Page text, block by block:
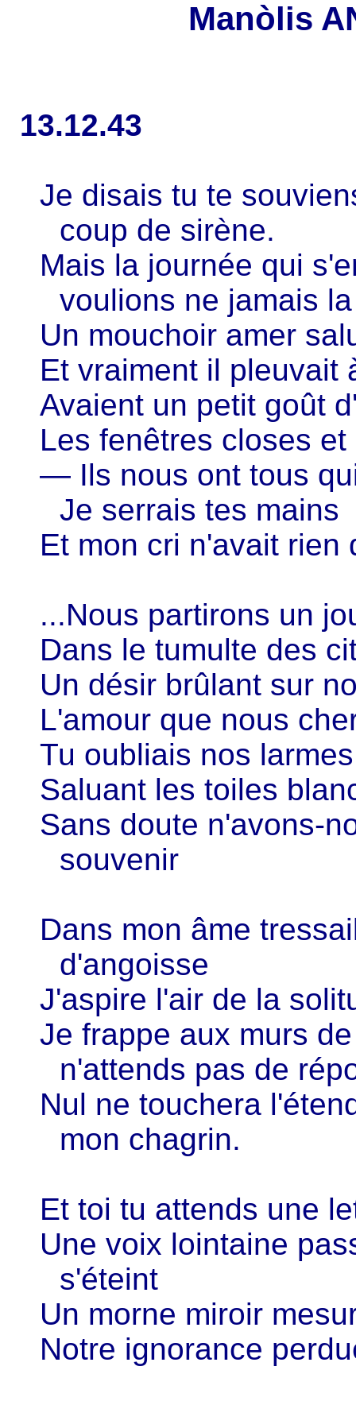
Manòlis
13.12.43
Je disais tu te
coup de sirène.
Mais la journée qui
voulions ne jamais
Un mouchoir amer
Et vraiment il pleuvait
Avaient un petit goût
Les fenêtres closes
— Ils nous ont tous
Je serrais tes mains
Et mon cri n'avait rien
...Nous partirons un
Dans le tumulte des
Un désir brûlant sur
L'amour que nous
Tu oubliais nos
Saluant les toiles
Sans doute n'avons-
souvenir
Dans mon âme
d'angoisse
J'aspire l'air de la
Je frappe aux murs
n'attends pas de
Nul ne touchera
mon chagrin.
Et toi tu attends une
Une voix lointaine
s'éteint
Un morne miroir
Notre ignorance